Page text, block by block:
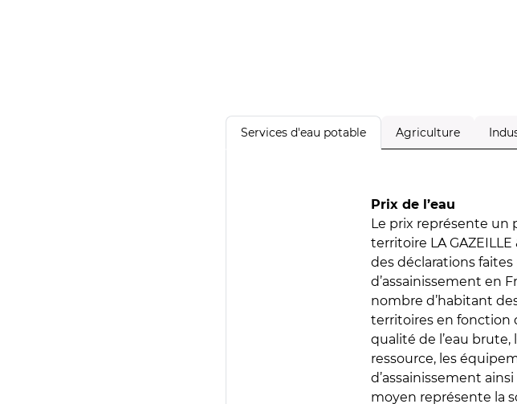
Services d'eau potable Agriculture
Prix de l’eau
Le prix représente un
territoire LA GAZEILLE
des déclarations faites
d’assainissement en
nombre d’habitant
territoires en fonction
qualité de l’eau
ressource, les
d’assainissement
moyen représente la